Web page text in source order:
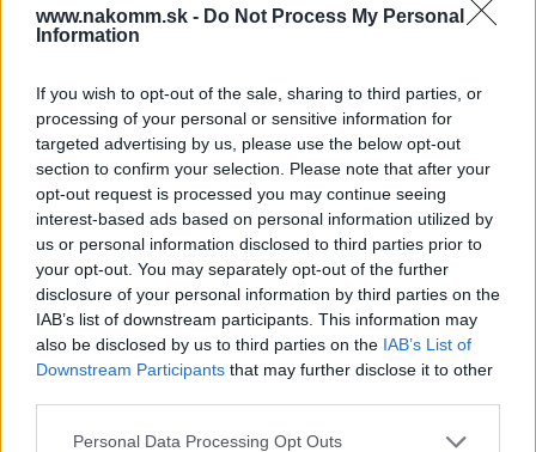
www.nakomm.sk - Do Not Process My Personal
Information
If you wish to opt-out of the sale, sharing to third parties, or
processing of your personal or sensitive information for
targeted advertising by us, please use the below opt-out
section to confirm your selection. Please note that after your
opt-out request is processed you may continue seeing
interest-based ads based on personal information utilized by
us or personal information disclosed to third parties prior to
your opt-out. You may separately opt-out of the further
disclosure of your personal information by third parties on the
IAB’s list of downstream participants. This information may
also be disclosed by us to third parties on the IAB’s List of
Downstream Participants that may further disclose it to other
Personal Data Processing Opt Outs
Súbory na stiahnutie
Produktová karta Technická karta
Prečo si vybrať tento produkt?
Prídavný reling pre Axis Pro. Dĺžka 450 mm.
Parametre
EAN: 5902801224225